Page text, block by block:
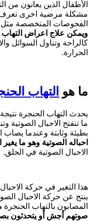
الأطفال الذين يعانون من
مشكلة مرضية اخرى
الفحوصات المتخصصة مثل
ويمكن علاج اعراض التهاب
كالراحة وتناول السوائل
الحرارة.
ما هو التهاب
يحدث التهاب الحنجرة
ما تنفتح الاحبال الصوتية
بطيئة وثابتة وعندما يصاب
احباله الصوتية وهو ما
الاحبال الصوتية في الحلق.
هذا التغير في حركة
ينتج عن حركة الاحبال
المصابون بالتهاب الحنجرة
صوتهم أجش أو يتحدثون